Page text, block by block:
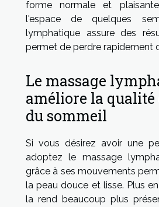
forme normale et
l'espace de quelques
lymphatique assure des
permet de perdre rapidement
Le massage
améliore la qualité
du sommeil
Si vous désirez avoir une
adoptez le massage
grâce à ses mouvements
la peau douce et lisse. Plus
la rend beaucoup plus